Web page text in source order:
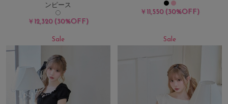
ンピース
￥12,320(30%OFF)
￥11,550(30%OFF)
Sale Sale